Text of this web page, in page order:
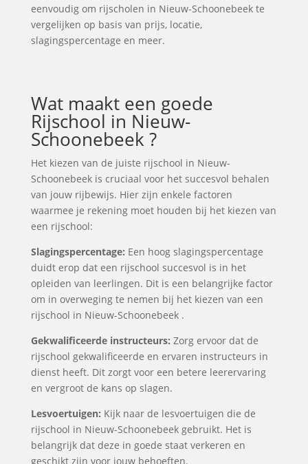
eenvoudig om rijscholen in Nieuw-Schoonebeek te
vergelijken op basis van prijs, locatie,
slagingspercentage en meer.
Wat maakt een goede
Rijschool in Nieuw-
Schoonebeek ?
Het kiezen van de juiste rijschool in Nieuw-
Schoonebeek is cruciaal voor het succesvol behalen
van jouw rijbewijs. Hier zijn enkele factoren
waarmee je rekening moet houden bij het kiezen van
een rijschool:
Slagingspercentage: Een hoog slagingspercentage
duidt erop dat een rijschool succesvol is in het
opleiden van leerlingen. Dit is een belangrijke factor
om in overweging te nemen bij het kiezen van een
rijschool in Nieuw-Schoonebeek .
Gekwalificeerde instructeurs: Zorg ervoor dat de
rijschool gekwalificeerde en ervaren instructeurs in
dienst heeft. Dit zorgt voor een betere leerervaring
en vergroot de kans op slagen.
Lesvoertuigen: Kijk naar de lesvoertuigen die de
rijschool in Nieuw-Schoonebeek gebruikt. Het is
belangrijk dat deze in goede staat verkeren en
geschikt zijn voor jouw behoeften.